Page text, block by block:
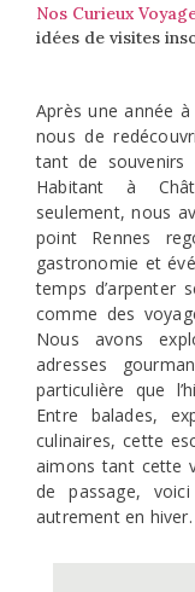
Nos Curieux
idées de visites
Après une année
nous de
tant de souvenirs
Habitant à
seulement, nous
point Rennes
gastronomie et
temps d’arpenter
comme des
Nous avons
adresses
particulière que
Entre balades,
culinaires, cette
aimons tant cette
de passage,
autrement en hiver.